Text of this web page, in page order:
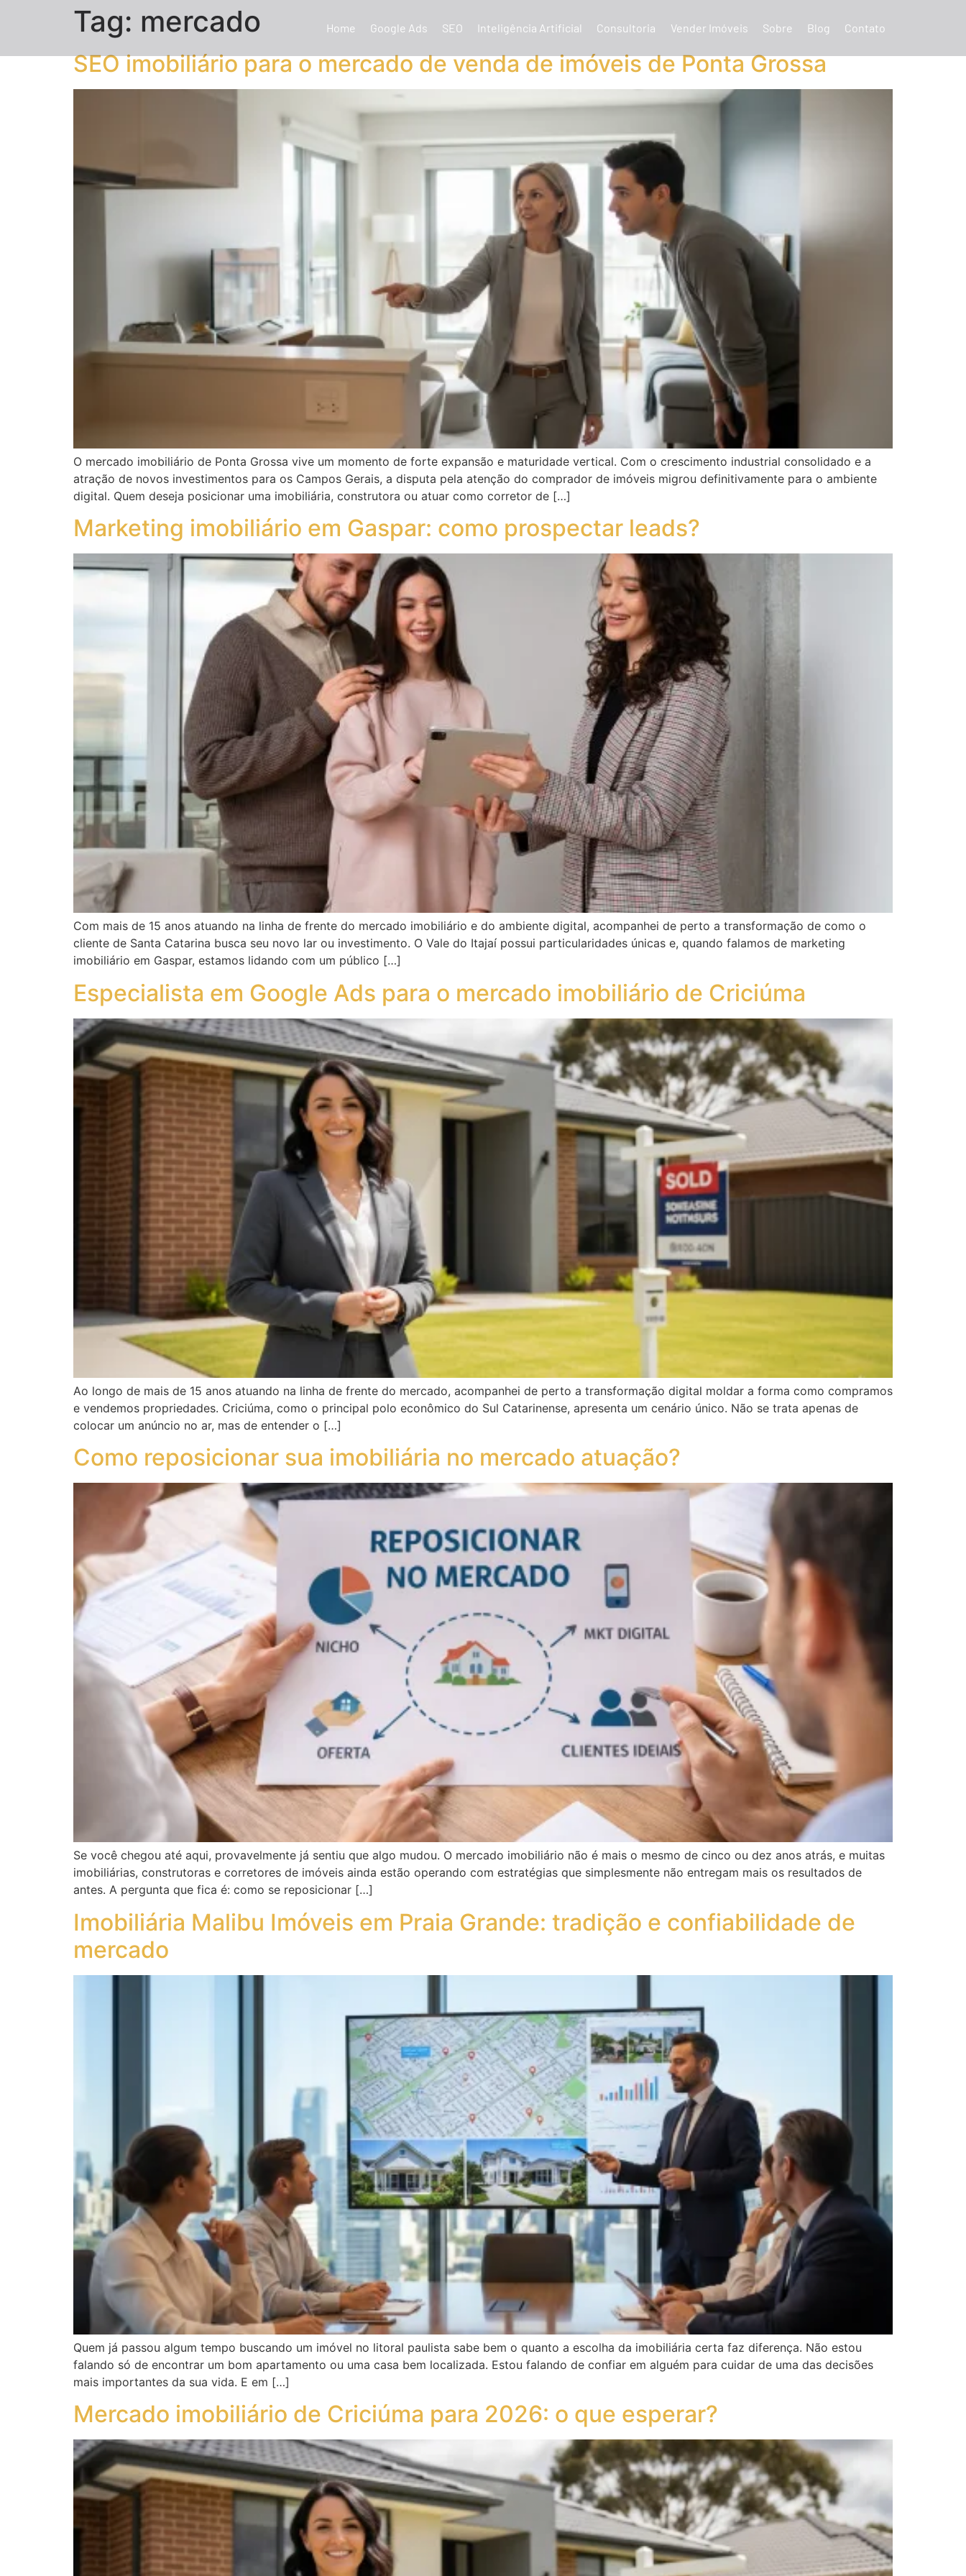
Home Google Ads SEO Inteligência Artificial Consultoria Vender Imóveis Sobre Blog Contato
Tag: mercado
SEO imobiliário para o mercado de venda de imóveis de Ponta Grossa
O mercado imobiliário de Ponta Grossa vive um momento de forte expansão e maturidade vertical. Com o crescimento industrial consolidado e a
atração de novos investimentos para os Campos Gerais, a disputa pela atenção do comprador de imóveis migrou definitivamente para o ambiente
digital. Quem deseja posicionar uma imobiliária, construtora ou atuar como corretor de […]
Marketing imobiliário em Gaspar: como prospectar leads?
Com mais de 15 anos atuando na linha de frente do mercado imobiliário e do ambiente digital, acompanhei de perto a transformação de como o
cliente de Santa Catarina busca seu novo lar ou investimento. O Vale do Itajaí possui particularidades únicas e, quando falamos de marketing
imobiliário em Gaspar, estamos lidando com um público […]
Especialista em Google Ads para o mercado imobiliário de Criciúma
Ao longo de mais de 15 anos atuando na linha de frente do mercado, acompanhei de perto a transformação digital moldar a forma como compramos
e vendemos propriedades. Criciúma, como o principal polo econômico do Sul Catarinense, apresenta um cenário único. Não se trata apenas de
colocar um anúncio no ar, mas de entender o […]
Como reposicionar sua imobiliária no mercado atuação?
Se você chegou até aqui, provavelmente já sentiu que algo mudou. O mercado imobiliário não é mais o mesmo de cinco ou dez anos atrás, e muitas
imobiliárias, construtoras e corretores de imóveis ainda estão operando com estratégias que simplesmente não entregam mais os resultados de
antes. A pergunta que fica é: como se reposicionar […]
Imobiliária Malibu Imóveis em Praia Grande: tradição e confiabilidade de
mercado
Quem já passou algum tempo buscando um imóvel no litoral paulista sabe bem o quanto a escolha da imobiliária certa faz diferença. Não estou
falando só de encontrar um bom apartamento ou uma casa bem localizada. Estou falando de confiar em alguém para cuidar de uma das decisões
mais importantes da sua vida. E em […]
Mercado imobiliário de Criciúma para 2026: o que esperar?